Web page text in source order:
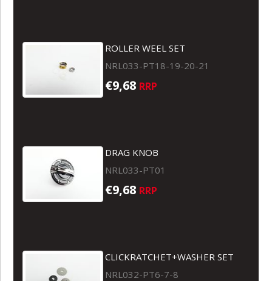
ROLLER WEEL SET
NRL033-PT18-19-20-21
€9,68 RRP
DRAG KNOB
NRL033-PT01
€9,68 RRP
CLICKRATCHET+WASHER SET
NRL032-PT6-7-8